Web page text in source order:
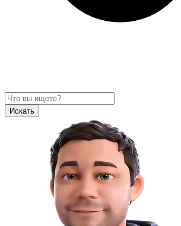
Искать